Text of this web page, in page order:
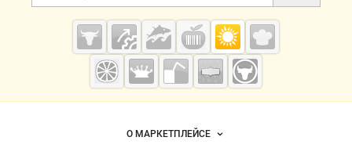
Cсылки на полезные проекты
Grainboard.ru
— зерно и
мука
Важные разделы и контакты
Навигация по сайтуО МАРКЕТПЛЕЙСЕ